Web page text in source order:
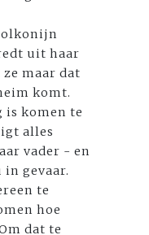
uit haar
maar dat
komt.
is komen te
alles
vader - en
gevaar.
te
hoe
dat te